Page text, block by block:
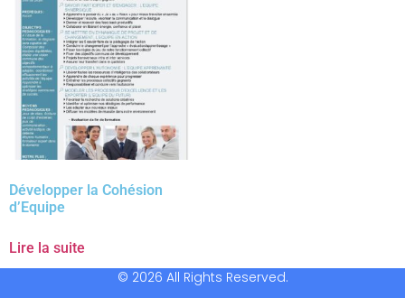
Développer la Cohésion
d’Equipe
Lire la suite
© 2026 All Rights Reserved.